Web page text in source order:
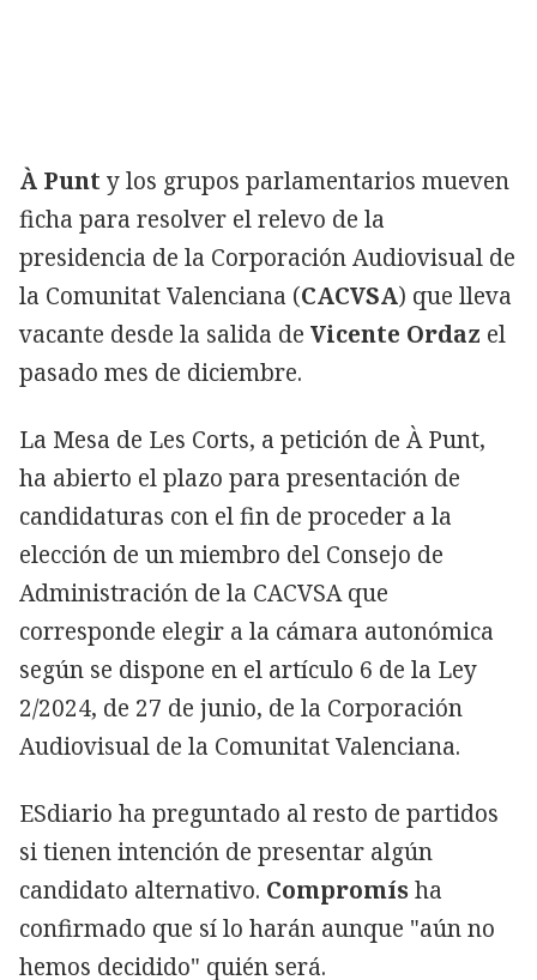
À Punt y los grupos parlamentarios mueven
ficha para resolver el relevo de la
presidencia de la Corporación Audiovisual de
la Comunitat Valenciana (CACVSA) que lleva
vacante desde la salida de Vicente Ordaz el
pasado mes de diciembre.
La Mesa de Les Corts, a petición de À Punt,
ha abierto el plazo para presentación de
candidaturas con el fin de proceder a la
elección de un miembro del Consejo de
Administración de la CACVSA que
corresponde elegir a la cámara autonómica
según se dispone en el artículo 6 de la Ley
2/2024, de 27 de junio, de la Corporación
Audiovisual de la Comunitat Valenciana.
ESdiario ha preguntado al resto de partidos
si tienen intención de presentar algún
candidato alternativo. Compromísha
confirmado que sí lo harán aunque "aún no
hemos decidido" quién será.